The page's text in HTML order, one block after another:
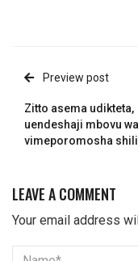
Preview post
Zitto asema udikteta,
uendeshaji mbovu
vimeporomosha
LEAVE A COMMENT
Your email address